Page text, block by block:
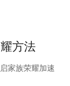
方法
家族荣耀加速